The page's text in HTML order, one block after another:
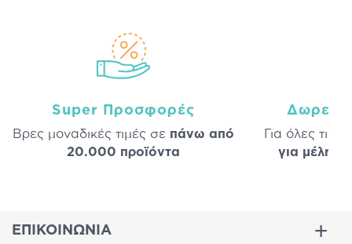
Super Προσφορές
Βρες μοναδικές τιμές σε πάνω από
20.000 προϊόντα
Δωρεάν
Για όλες τις
για μέλη
ΕΠΙΚΟΙΝΩΝΙΑ